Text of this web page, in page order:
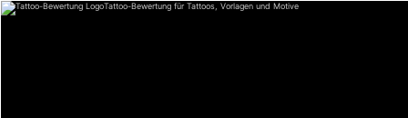
Tattoo-Bewertung für Tattoos, Vorlagen und Motive